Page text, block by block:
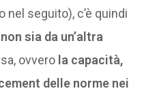
seguito), c’è quindi
sia da un’altra
ovvero la capacità,
delle norme nei